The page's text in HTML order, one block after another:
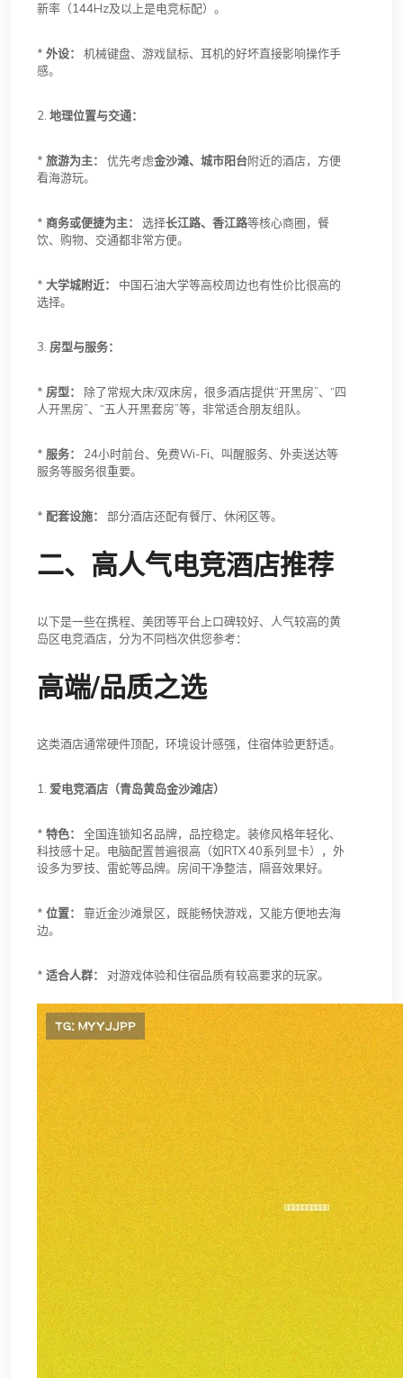
新率（144Hz及以上是电竞标配）。
* 外设：
机械键盘、游戏鼠标、耳机的好坏直接影响操作手
感。
2. 地理位置与交通：
* 旅游为主： 优先考虑金沙滩、城市阳台附近的酒店，方便
看海游玩。
* 商务或便捷为主： 选择长江路、香江路等核心商圈，餐
饮、购物、交通都非常方便。
* 大学城附近：
中国石油大学等高校周边也有性价比很高的
选择。
3. 房型与服务：
* 房型：
除了常规大床/双床房，很多酒店提供“开黑房”、“四
人开黑房”、“五人开黑套房”等，非常适合朋友组队。
* 服务：
24小时前台、免费Wi-Fi、叫醒服务、外卖送达等
服务等服务很重要。
* 配套设施： 部分酒店还配有餐厅、休闲区等。
二、高人气电竞酒店推荐
以下是一些在携程、美团等平台上口碑较好、人气较高的黄
岛区电竞酒店，分为不同档次供您参考：
高端/品质之选
这类酒店通常硬件顶配，环境设计感强，住宿体验更舒适。
1. 爱电竞酒店（青岛黄岛金沙滩店）
* 特色：
全国连锁知名品牌，品控稳定。装修风格年轻化、
科技感十足。电脑配置普遍很高（如RTX 40系列显卡），外
设多为罗技、雷蛇等品牌。房间干净整洁，隔音效果好。
* 位置：
靠近金沙滩景区，既能畅快游戏，又能方便地去海
边。
* 适合人群： 对游戏体验和住宿品质有较高要求的玩家。